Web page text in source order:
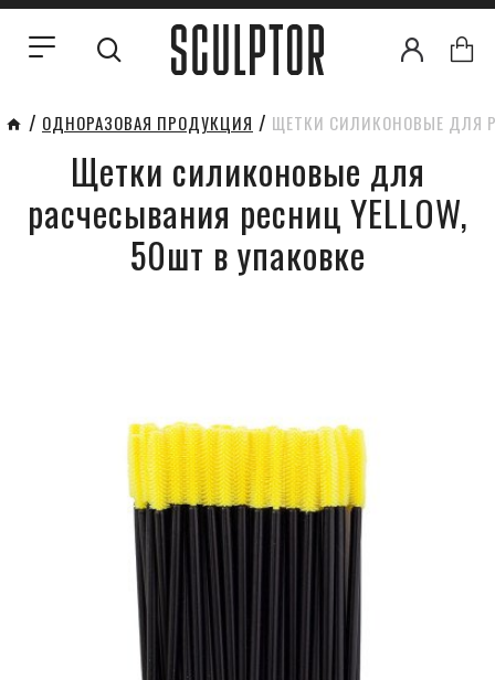
ОДНОРАЗОВАЯ ПРОДУКЦИЯ ЩЕТКИ СИЛИКОНОВЫЕ ДЛЯ
Щетки силиконовые для
расчесывания ресниц YELLOW,
50шт в упаковке